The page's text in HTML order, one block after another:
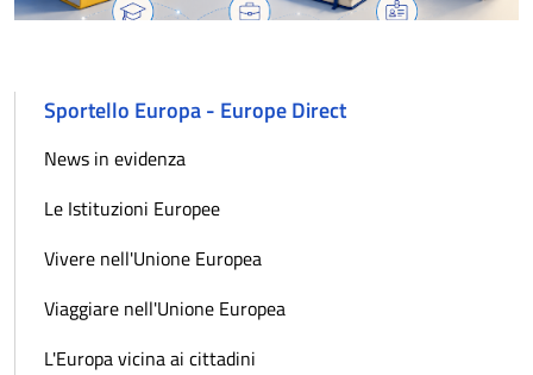
Sportello Europa - Europe Direct
News in evidenza
Le Istituzioni Europee
Vivere nell'Unione Europea
Viaggiare nell'Unione Europea
L'Europa vicina ai cittadini